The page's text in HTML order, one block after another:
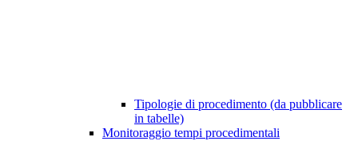
Tipologie di procedimento (da pubblicare
in tabelle)
Monitoraggio tempi procedimentali